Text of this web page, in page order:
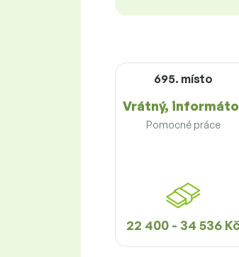
695. místo
Vrátný,
Pomocné práce
22 400 - 34 536